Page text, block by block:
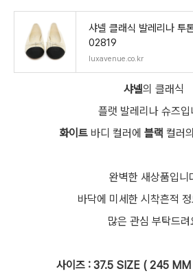
샤넬 클래식 발레리나 투
02819
luxavenue.co.kr
샤넬의 클래식
플랫 발레리나 슈즈입
화이트 바디 컬러에 블랙 컬러
완벽한 새상품입니
바닥에 미세한 시착흔적
많은 관심 부탁드려
사이즈 : 37.5 SIZE ( 245